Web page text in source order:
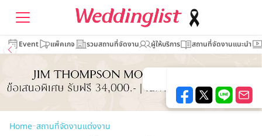
Event แพ็คเกจ รวมสถานที่จัดงาน ผู้ให้บริการ สถานที่จัดงานแนะนำ
Home–สถานที่จัดงานแต่งงาน